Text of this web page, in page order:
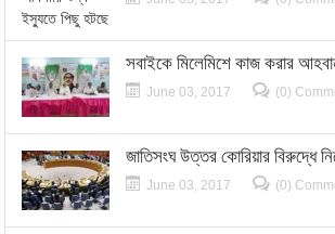
সবাইকে মিলেমিশে কাজ করার
June 03, 2017 (0)
জাতিসংঘ উত্তর কোরিয়ার বিরুদ্ধে
June 03, 2017 (0)